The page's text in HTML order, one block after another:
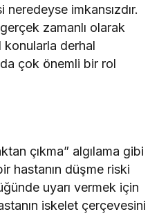
imkansızdır.
zamanlı olarak
konularla derhal
çok önemli bir rol
çıkma” algılama gibi
hastanın düşme riski
uyarı vermek için
iskelet çerçevesini